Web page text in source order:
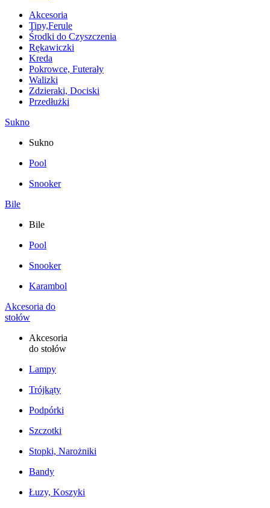
Akcesoria
Tipy,Ferule
Środki do Czyszczenia
Rękawiczki
Kreda
Pokrowce, Futerały
Walizki
Zdzieraki, Dociski
Przedłużki
Sukno
Sukno
Pool
Snooker
Bile
Bile
Pool
Snooker
Karambol
Akcesoria do
stołów
Akcesoria
do stołów
Lampy
Trójkąty
Podpórki
Szczotki
Stopki, Narożniki
Bandy
Łuzy, Koszyki